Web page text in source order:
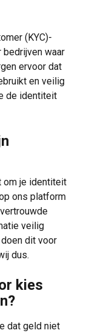
(KYC)-
waar
ervoor dat
en veilig
de identiteit
om je identiteit
ons platform
veilig
dit voor
dus.
kies
dat geld niet